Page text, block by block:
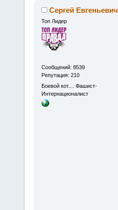
Сергей Евгеньевич
Топ Лидер
Сообщений: 8539
Репутация: 210
Боевой кот.... Фашист-
Интернационалист